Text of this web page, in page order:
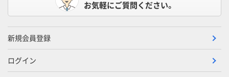
お気軽にご質問ください。
新規会員登録
ログイン